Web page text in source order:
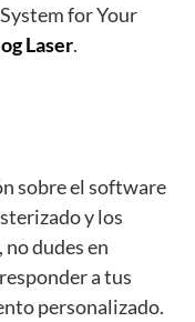
for Your
Laser.
sobre el software
y los
dudes en
a tus
personalizado.